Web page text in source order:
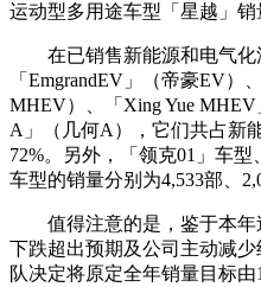
运动型多用途车型「星越」销
在已销售新能源和电气
「EmgrandEV」（帝豪EV）
MHEV）、「Xing Yue
A」（几何A），它们共占新
72%。另外，「领克01」车型
车型的销量分别为4,533部、
值得注意的是，鉴于本
下跌超出预期及公司主动减
队决定将原定全年销量目标由